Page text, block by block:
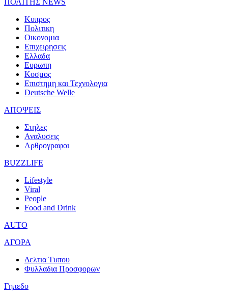
Κυπρος
Πολιτικη
Οικονομια
Επιχειρησεις
Ελλαδα
Ευρωπη
Κοσμος
Επιστημη και Τεχνολογια
Deutsche Welle
ΑΠΟΨΕΙΣ
Στηλες
Αναλυσεις
Αρθρογραφοι
BUZZLIFE
Lifestyle
Viral
People
Food and Drink
AUTO
ΑΓΟΡΑ
Δελτια Τυπου
Φυλλαδια Προσφορων
Γηπεδο